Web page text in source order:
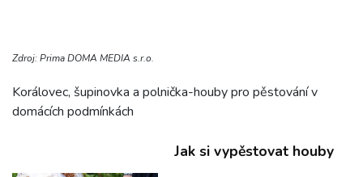
Zdroj: Prima DOMA MEDIA s.r.o.
Korálovec, šupinovka a polnička-houby pro pěstování v
domácích podmínkách
Jak si vypěstovat houby